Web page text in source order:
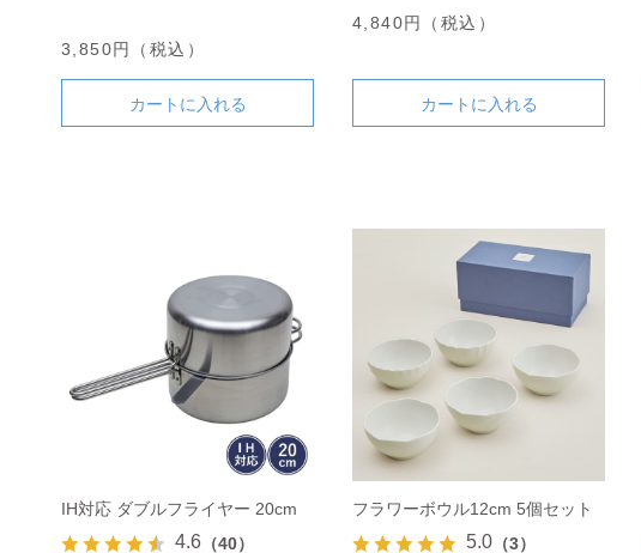
3,850円（税込）
カートに入れる
4,840円（税込）
カートに入れる
IH対応 ダブルフライヤー 20cm
4.6 （40）
フラワーボウル12cm 5個セット
5.0 （3）